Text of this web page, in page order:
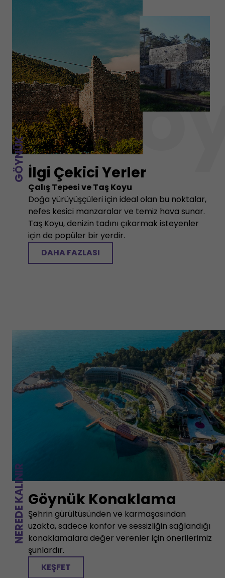
GÖYNÜKİlgi Çekici Yerler
Çalış Tepesi ve Taş Koyu
Doğa yürüyüşçüleri için ideal olan bu noktalar,
nefes kesici manzaralar ve temiz hava sunar.
Taş Koyu, denizin tadını çıkarmak isteyenler
için de popüler bir yerdir.
DAHA FAZLASI
NEREDE KALINIRGöynük Konaklama
Şehrin gürültüsünden ve karmaşasından
uzakta, sadece konfor ve sessizliğin sağlandığı
konaklamalara değer verenler için önerilerimiz
şunlardır.
KEŞFET